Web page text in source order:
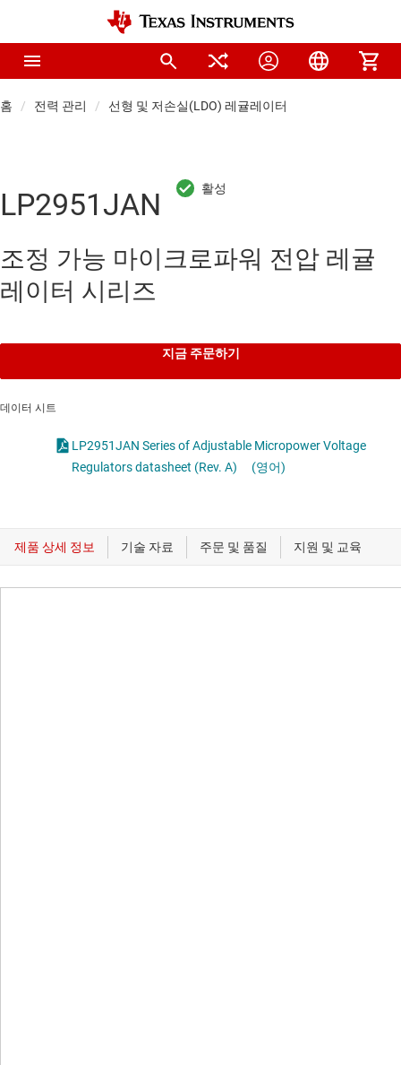
홈 전력 관리 선형 및 저손실(LDO) 레귤레이터
LP2951JAN
조정 가능 마이크로파워 전압 레귤
레이터 시리즈
지금 주문하기
데이터 시트
LP2951JAN Series of Adjustable Micropower Voltage
Regulators datasheet (Rev. A)
(영어)